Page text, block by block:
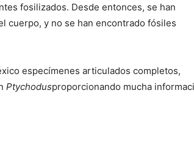
fosilizados. Desde entonces, se han
cuerpo, y no se han encontrado fósiles
especímenes articulados completos,
Ptychodusproporcionando mucha